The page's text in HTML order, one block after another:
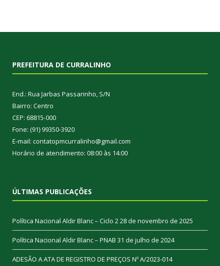
PREFEITURA DE CURRALINHO
End.: Rua Jarbas Passarinho, S/N
Bairro: Centro
CEP: 68815-000
Fone: (91) 99350-3920
E-mail: contatopmcurralinho@gmail.com
Horário de atendimento: 08:00 às 14:00
ÚLTIMAS PUBLICAÇÕES
Política Nacional Aldir Blanc – Ciclo 228 de novembro de 2025
Política Nacional Aldir Blanc – PNAB 31 de julho de 2024
ADESÃO A ATA DE REGISTRO DE PREÇOS Nº A/2023-014